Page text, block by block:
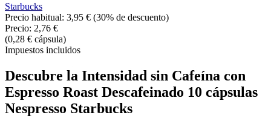
Starbucks
Precio habitual: 3,95 € (30% de descuento)
Precio: 2,76 €
(0,28 € cápsula)
Impuestos incluidos
Descubre la Intensidad sin Cafeína con
Espresso Roast Descafeinado 10 cápsulas
Nespresso Starbucks